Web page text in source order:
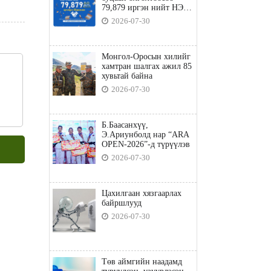
79,879 иргэн нийт НЭГ
ТЭРБУМ төгрөгийн
татвараа төлөв
2026-07-30
Монгол-Оросын хилийг
хамтран шалгах ажил 85
хувьтай байна
2026-07-30
Б.Баасанхүү,
Э.Ариунболд нар “ARA
OPEN-2026”-д түрүүлэв
2026-07-30
Цахилгаан хязгаарлах
байршлууд
2026-07-30
Төв аймгийн наадамд